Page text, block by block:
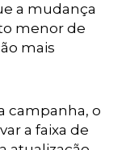
a mudança
menor de
mais
campanha, o
a faixa de